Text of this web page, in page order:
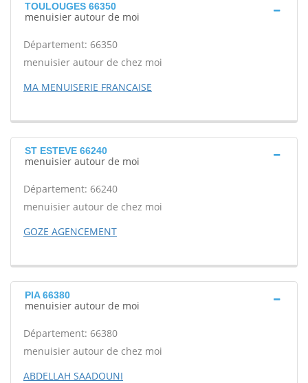
TOULOUGES 66350
menuisier autour de moi
Département: 66350
menuisier autour de chez moi
MA MENUISERIE FRANCAISE
ST ESTEVE 66240
menuisier autour de moi
Département: 66240
menuisier autour de chez moi
GOZE AGENCEMENT
PIA 66380
menuisier autour de moi
Département: 66380
menuisier autour de chez moi
ABDELLAH SAADOUNI